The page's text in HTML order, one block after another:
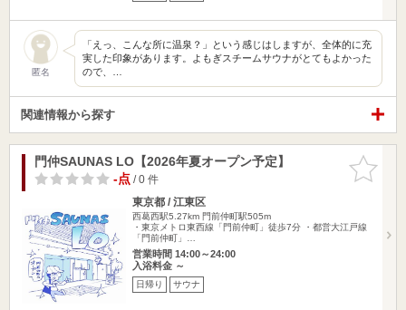
匿名
「えっ、こんな所に温泉？」という感じはしますが、全体的に充
実した印象があります。よもぎスチームサウナがとてもよかった
ので、…
関連情報から探す
お気に入
りに追加
門仲SAUNAS LO【2026年夏オープン予定】
-点/ 0 件
東京都 / 江東区
西葛西駅5.27km 門前仲町駅505m
・東京メトロ東西線「門前仲町」徒歩7分 ・都営大江戸線
「門前仲町」…
営業時間 14:00～24:00
入浴料金 ～
日帰り サウナ